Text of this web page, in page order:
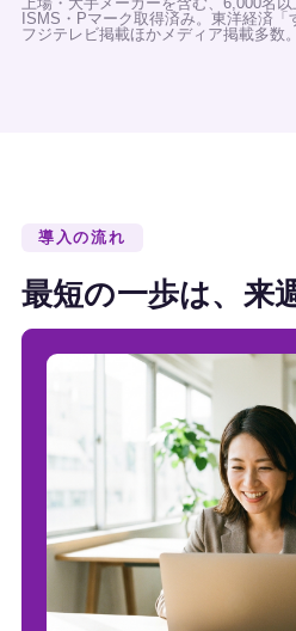
ISMS・Pマーク取得済み。東洋経済「
フジテレビ掲載ほかメディア掲載多数。
導入の流れ
最短の一歩は、来